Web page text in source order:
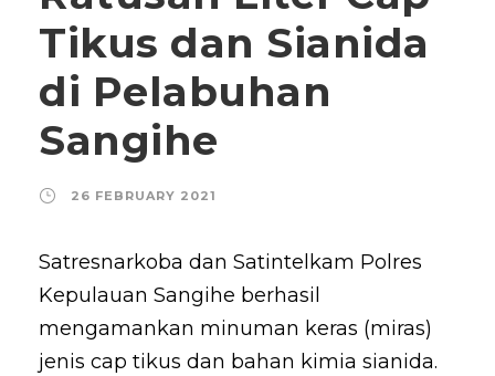
Tikus dan Sianida
di Pelabuhan
Sangihe
26 FEBRUARY 2021
Satresnarkoba dan Satintelkam Polres
Kepulauan Sangihe berhasil
mengamankan minuman keras (miras)
jenis cap tikus dan bahan kimia sianida.